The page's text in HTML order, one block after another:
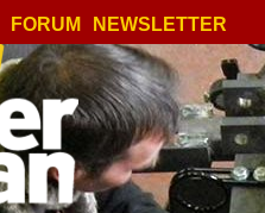
FORUM NEWSLETTER